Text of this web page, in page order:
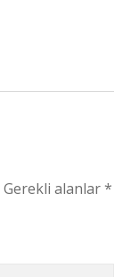
Gerekli alanlar*